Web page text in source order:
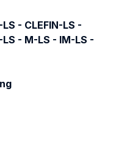
- CLEFIN-LS -
LS - M-LS - IM-LS -